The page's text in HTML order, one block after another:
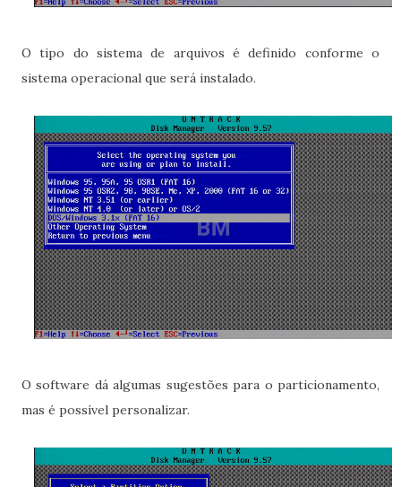
O tipo do sistema de arquivos é definido conforme o
sistema operacional que será instalado.
O software dá algumas sugestões para o particionamento,
mas é possível personalizar.